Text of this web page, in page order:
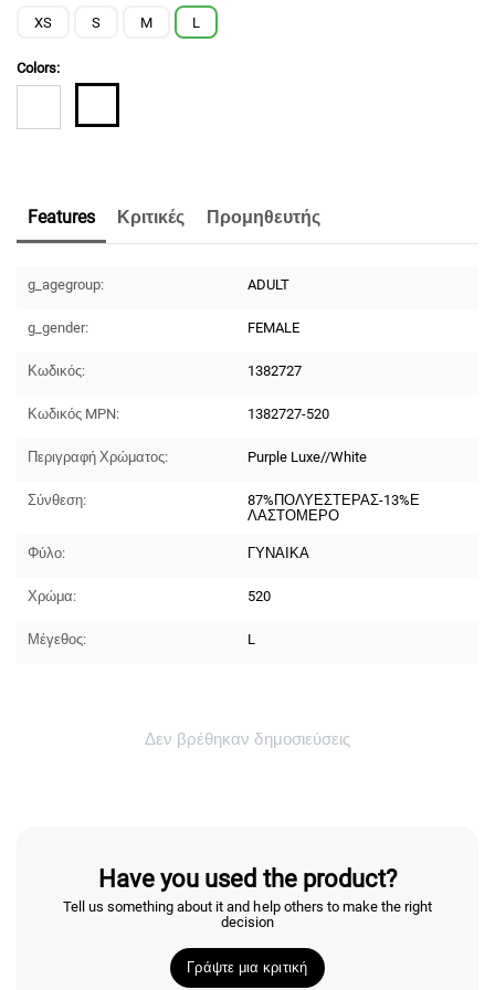
XS S M L
Colors:
Features Κριτικές Προμηθευτής
g_agegroup: ADULT
g_gender: FEMALE
Κωδικός: 1382727
Κωδικός MPN: 1382727-520
Περιγραφή Χρώματος: Purple Luxe//White
Σύνθεση:
87%ΠΟΛΥΕΣΤΕΡΑΣ-13%Ε
ΛΑΣΤΟΜΕΡΟ
Φύλο: ΓΥΝΑΙΚΑ
Χρώμα: 520
Μέγεθος: L
Δεν βρέθηκαν δημοσιεύσεις
Have you used the product?
Tell us something about it and help others to make the right
decision
Γράψτε μια κριτική